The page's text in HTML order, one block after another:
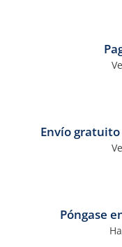
Envío
Póngase